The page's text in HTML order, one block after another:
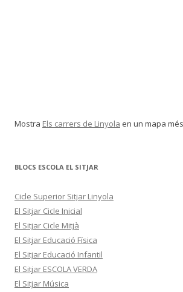
Mostra Els carrers de Linyola en un mapa
BLOCS ESCOLA EL SITJAR
Cicle Superior Sitjar Linyola
El Sitjar Cicle Inicial
El Sitjar Cicle Mitjà
El Sitjar Educació Física
El Sitjar Educació Infantil
El Sitjar ESCOLA VERDA
El Sitjar Música